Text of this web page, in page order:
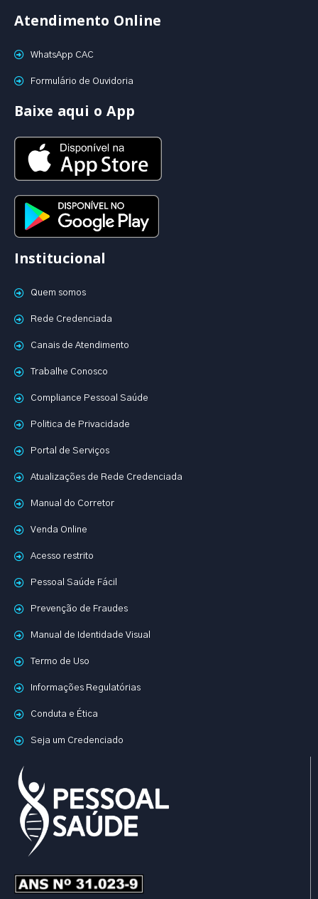
Institucional
Quem somos
Rede Credenciada
Canais de Atendimento
Trabalhe Conosco
Compliance Pessoal Saúde
Politica de Privacidade
Portal de Serviços
Atualizações de Rede Credenciada
Manual do Corretor
Venda Online
Acesso restrito
Pessoal Saúde Fácil
Prevenção de Fraudes
Manual de Identidade Visual
Termo de Uso
Informações Regulatórias
Conduta e Ética
Seja um Credenciado
Atendimento Online
WhatsApp CAC
Formulário de Ouvidoria
Baixe aqui o App